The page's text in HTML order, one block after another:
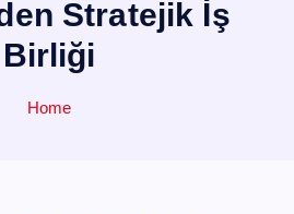
Stratejik İş
Birliği
Home